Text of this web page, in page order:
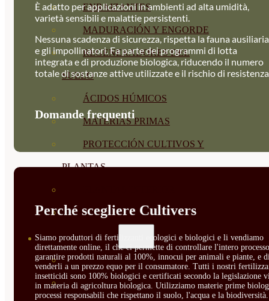
ENRAIZANTES
MADURACIÓN Y ENGORDE
REGENERADORES DEL
SUELO
ÁCIDOS HÚMICOS
MATERIAS PRIMAS
PROTECCIÓN CULTIVOS Y
PLANTAS
GROWPUNCH
SEMILLAS
VER TODAS
BIODINÁMICAS DEMETER
È adatto per applicazioni in ambienti ad alta umidità,
varietà sensibili e malattie persistenti.
Nessuna scadenza di sicurezza, rispetta la fauna ausiliaria
e gli impollinatori. Fa parte dei programmi di lotta
integrata e di produzione biologica, riducendo il numero
totale di sostanze attive utilizzate e il rischio di
Domande frequenti
Perché scegliere Cultivers
Siamo produttori di fertilizzanti ecologici e biologici e li vendiamo
direttamente online, il che ci permette di controllare l'intero
garantire prodotti naturali al 100%, innocui per animali e piante, e
venderli a un prezzo equo per il consumatore. Tutti i nostri
insetticidi sono 100% biologici e certificati secondo la legislazione
in materia di agricoltura biologica. Utilizziamo materie prime
processi responsabili che rispettano il suolo, l'acqua e la biodiversità.